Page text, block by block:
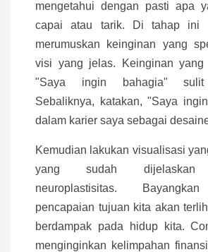
mengetahui dengan pasti apa
capai atau tarik. Di tahap ini
merumuskan keinginan yang
visi yang jelas. Keinginan yang
"Saya ingin bahagia" sulit
Sebaliknya, katakan, "Saya
dalam karier saya sebagai
Kemudian lakukan visualisasi
yang sudah
neuroplastisitas.
pencapaian tujuan kita akan
berdampak pada hidup kita.
menginginkan kelimpahan